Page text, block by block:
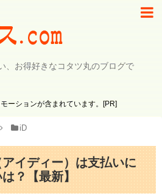
、お得好きなコタツ丸のブログで
ーションが含まれています。[PR]
iD
イディー）は支払いに
？【最新】